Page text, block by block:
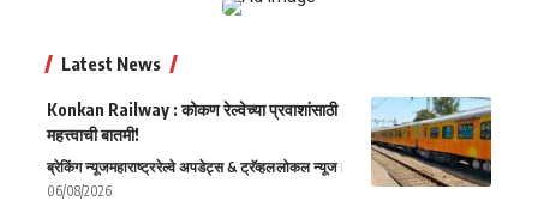
Latest News
Konkan Railway : कोकण रेल्वेच्या प्रवाशांसाठी
महत्त्वाची बातमी!
ब्रेकिंग न्यूजमहाराष्ट्ररेल्वे अपडेट्स & ट्रॅव्हललोकल न्यूज
06/08/2026